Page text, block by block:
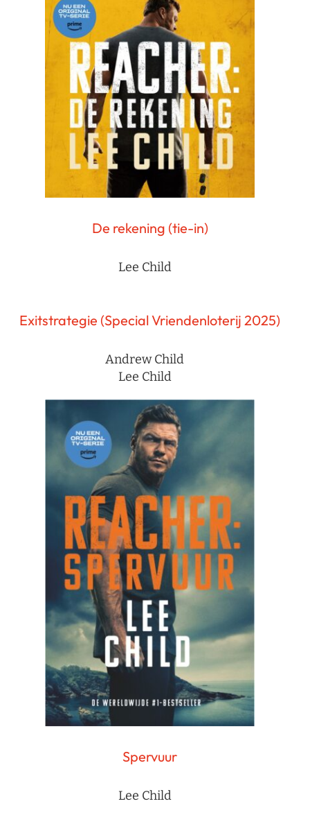
De rekening (tie-in)
Lee Child
Exitstrategie (Special Vriendenloterij 2025)
Andrew Child
Lee Child
Spervuur
Lee Child